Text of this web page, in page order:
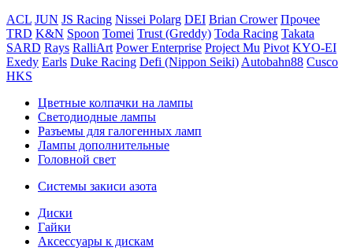
ACL JUN JS Racing Nissei Polarg DEI Brian Crower Прочее
TRD K&N Spoon Tomei Trust (Greddy) Toda Racing Takata
SARD Rays RalliArt Power Enterprise Project Mu Pivot KYO-EI
Exedy Earls Duke Racing Defi (Nippon Seiki) Autobahn88 Cusco
HKS
Цветные колпачки на лампы
Светодиодные лампы
Разъемы для галогенных ламп
Лампы дополнительные
Головной свет
Системы закиси азота
Диски
Гайки
Аксессуары к дискам